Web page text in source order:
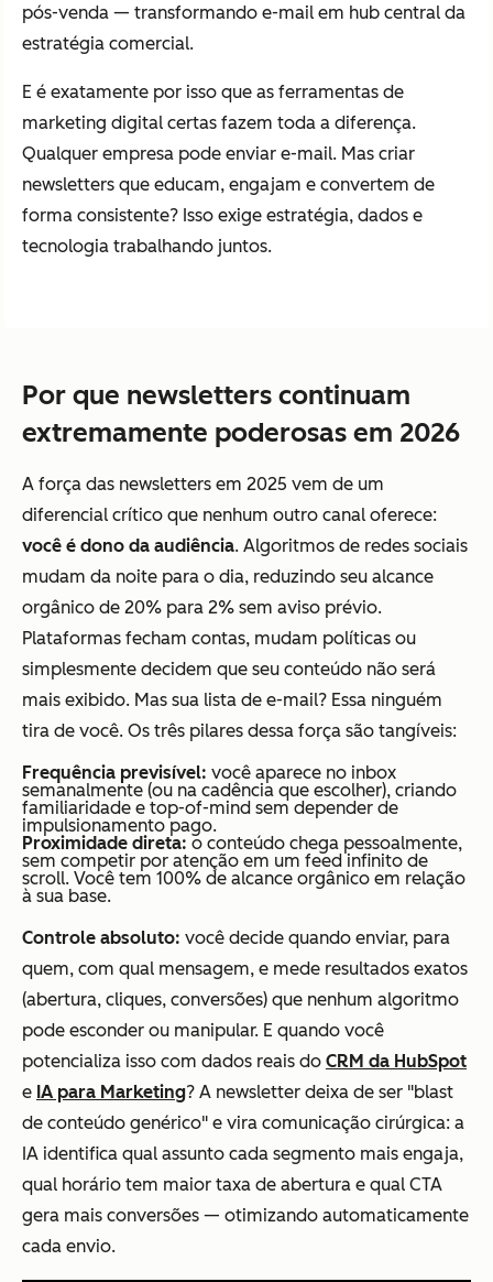
pós-venda — transformando e-mail em hub central da
estratégia comercial.
E é exatamente por isso que as ferramentas de
marketing digital certas fazem toda a diferença.
Qualquer empresa pode enviar e-mail. Mas criar
newsletters que educam, engajam e convertem de
forma consistente? Isso exige estratégia, dados e
tecnologia trabalhando juntos.
Por que newsletters continuam
extremamente poderosas em 2026
A força das newsletters em 2025 vem de um
diferencial crítico que nenhum outro canal oferece:
você é dono da audiência. Algoritmos de redes sociais
mudam da noite para o dia, reduzindo seu alcance
orgânico de 20% para 2% sem aviso prévio.
Plataformas fecham contas, mudam políticas ou
simplesmente decidem que seu conteúdo não será
mais exibido. Mas sua lista de e-mail? Essa ninguém
tira de você. Os três pilares dessa força são tangíveis:
Frequência previsível: você aparece no inbox
semanalmente (ou na cadência que escolher), criando
familiaridade e top-of-mind sem depender de
impulsionamento pago.
Proximidade direta: o conteúdo chega pessoalmente,
sem competir por atenção em um feed infinito de
scroll. Você tem 100% de alcance orgânico em relação
à sua base.
Controle absoluto: você decide quando enviar, para
quem, com qual mensagem, e mede resultados exatos
(abertura, cliques, conversões) que nenhum algoritmo
pode esconder ou manipular. E quando você
potencializa isso com dados reais do CRM da HubSpot
e IA para Marketing? A newsletter deixa de ser "blast
de conteúdo genérico" e vira comunicação cirúrgica: a
IA identifica qual assunto cada segmento mais engaja,
qual horário tem maior taxa de abertura e qual CTA
gera mais conversões — otimizando automaticamente
cada envio.